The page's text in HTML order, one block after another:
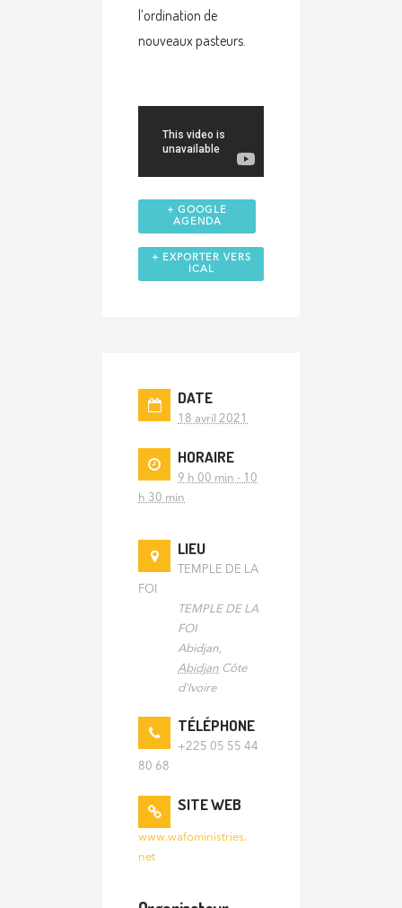
l’ordination de
nouveaux pasteurs.
+ GOOGLE
AGENDA
+ EXPORTER VERS
ICAL
DATE
18 avril 2021
HORAIRE
9 h 00 min - 10
h 30 min
LIEU
TEMPLE DE LA
FOI
TEMPLE DE LA
FOI
Abidjan
Abidjan Côte
d'Ivoire
TÉLÉPHONE
+225 05 55 44
80 68
SITE WEB
www.wafoministries.
net